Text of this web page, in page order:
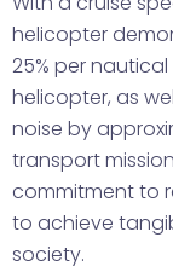
helicopter
25% per
helicopter, as
noise by
transport
commitment to
to achieve
society.